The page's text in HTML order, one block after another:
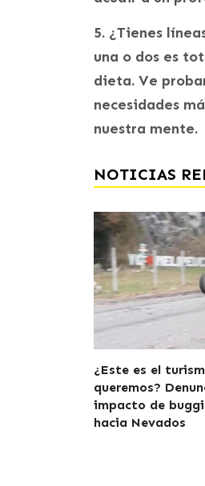
5. ¿Tienes
una o dos es
dieta. Ve
necesidades
nuestra mente.
NOTICIAS
¿Este es el
queremos?
impacto de
hacia Nevados